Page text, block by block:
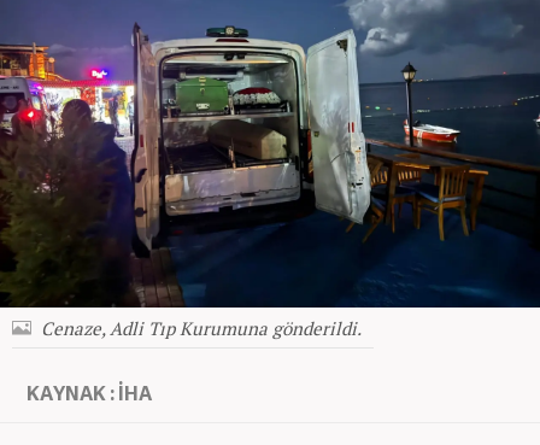
Cenaze, Adli Tıp Kurumuna gönderildi.
KAYNAK : İHA